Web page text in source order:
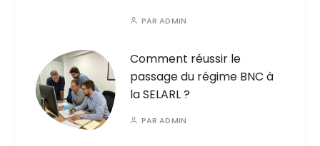
PARADMIN
Comment réussir le
passage du régime BNC à
la SELARL ?
PARADMIN